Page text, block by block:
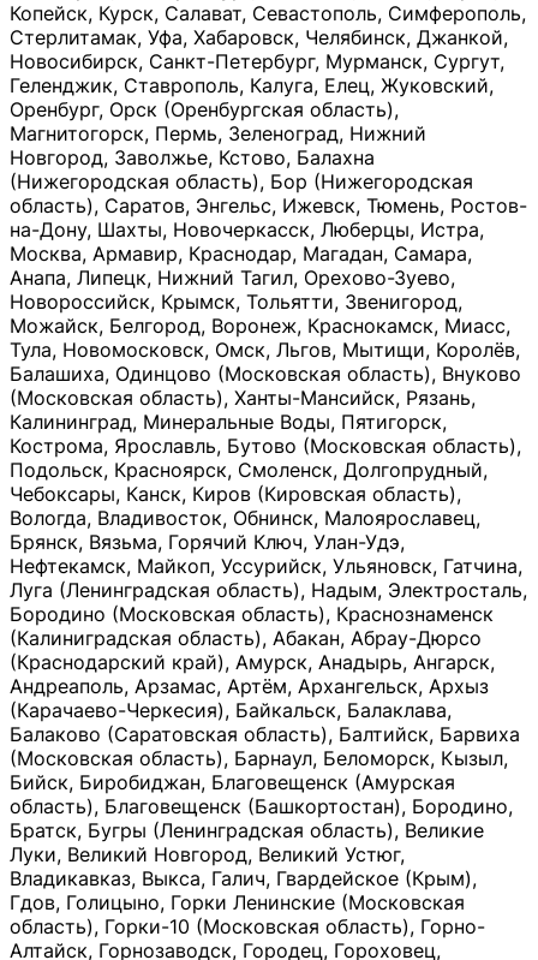
Копейск, Курск, Салават, Севастополь, Симферополь,
Стерлитамак, Уфа, Хабаровск, Челябинск, Джанкой,
Новосибирск, Санкт-Петербург, Мурманск, Сургут,
Геленджик, Ставрополь, Калуга, Елец, Жуковский,
Оренбург, Орск (Оренбургская область),
Магнитогорск, Пермь, Зеленоград, Нижний
Новгород, Заволжье, Кстово, Балахна
(Нижегородская область), Бор (Нижегородская
область), Саратов, Энгельс, Ижевск, Тюмень, Ростов-
на-Дону, Шахты, Новочеркасск, Люберцы, Истра,
Москва, Армавир, Краснодар, Магадан, Самара,
Анапа, Липецк, Нижний Тагил, Орехово-Зуево,
Новороссийск, Крымск, Тольятти, Звенигород,
Можайск, Белгород, Воронеж, Краснокамск, Миасс,
Тула, Новомосковск, Омск, Льгов, Мытищи, Королёв,
Балашиха, Одинцово (Московская область), Внуково
(Московская область), Ханты-Мансийск, Рязань,
Калининград, Минеральные Воды, Пятигорск,
Кострома, Ярославль, Бутово (Московская область),
Подольск, Красноярск, Смоленск, Долгопрудный,
Чебоксары, Канск, Киров (Кировская область),
Вологда, Владивосток, Обнинск, Малоярославец,
Брянск, Вязьма, Горячий Ключ, Улан-Удэ,
Нефтекамск, Майкоп, Уссурийск, Ульяновск, Гатчина,
Луга (Ленинградская область), Надым, Электросталь,
Бородино (Московская область), Краснознаменск
(Калиниградская область), Абакан, Абрау-Дюрсо
(Краснодарский край), Амурск, Анадырь, Ангарск,
Андреаполь, Арзамас, Артём, Архангельск, Архыз
(Карачаево-Черкесия), Байкальск, Балаклава,
Балаково (Саратовская область), Балтийск, Барвиха
(Московская область), Барнаул, Беломорск, Кызыл,
Бийск, Биробиджан, Благовещенск (Амурская
область), Благовещенск (Башкортостан), Бородино,
Братск, Бугры (Ленинградская область), Великие
Луки, Великий Новгород, Великий Устюг,
Владикавказ, Выкса, Галич, Гвардейское (Крым),
Гдов, Голицыно, Горки Ленинские (Московская
область), Горки-10 (Московская область), Горно-
Алтайск, Горнозаводск, Городец, Гороховец,